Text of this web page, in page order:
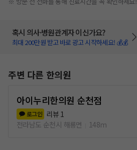
혹시 의사·병원관계자 이신가요?
최대 200만원 받고 바로 광고 시작하세요! 💰💰
주변 다른 한의원
아이누리한의원 순천점
로그인 리뷰 1
전라남도 순천시 해룡면
148m